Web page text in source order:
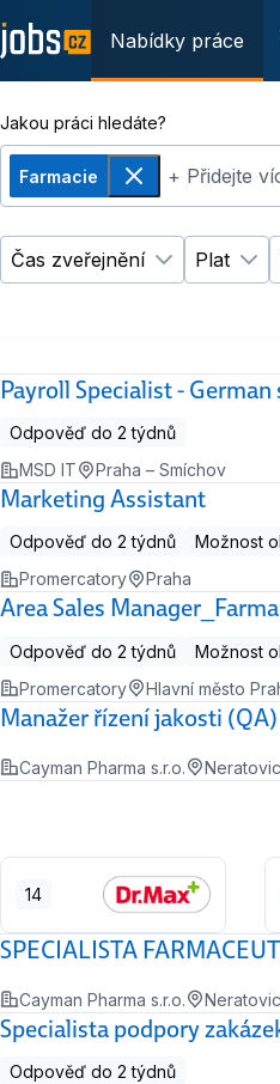
Nabídky práce
Jakou práci hledáte?
Farmacie
Odebrat+ Přidejte
Čas zveřejnění
Změnit filtr
Plat
Payroll Specialist - German
Odpověď do 2 týdnů
MSD IT
Praha – Smíchov
Marketing Assistant
Odpověď do 2 týdnů
Možnost
Promercatory
Praha
Area Sales
Odpověď do 2 týdnů
Možnost
Promercatory
Hlavní město
Manažer řízení jakosti (QA)
Cayman Pharma s.r.o.
14
SPECIALISTA
Cayman Pharma s.r.o.
Specialista podpory
Odpověď do 2 týdnů